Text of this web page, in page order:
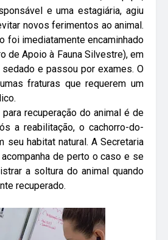
e uma estagiária, agiu
novos ferimentos ao animal.
foi imediatamente encaminhado
de Apoio à Fauna Silvestre), em
e passou por exames. O
fraturas que requerem um
recuperação do animal é de
a reabilitação, o cachorro-do-
seu habitat natural. A Secretaria
de perto o caso e se
a soltura do animal quando
recuperado.